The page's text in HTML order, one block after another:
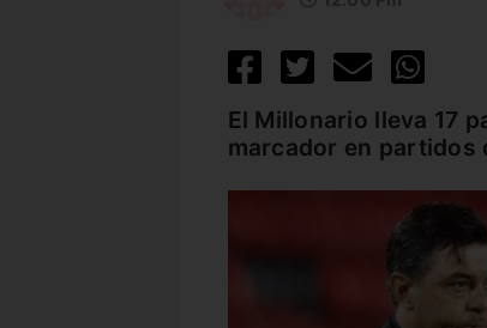
El Millonario lleva 17
marcador en partidos